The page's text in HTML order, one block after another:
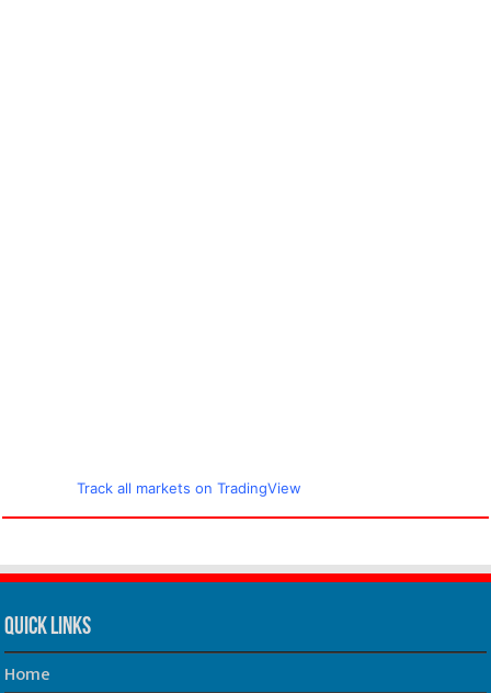
Track all markets on TradingView
Quick Links
Home